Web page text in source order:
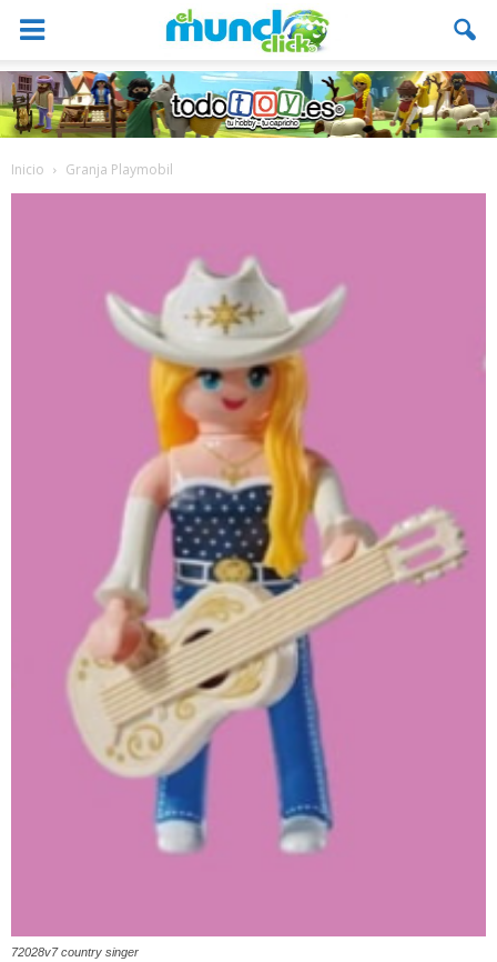
Inicio Granja Playmobil
72028v7 country singer